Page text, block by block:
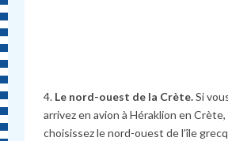
4. Le nord-ouest de la Crète.Si
arrivez en avion à Héraklion en Crète,
choisissez le nord-ouest de l’île